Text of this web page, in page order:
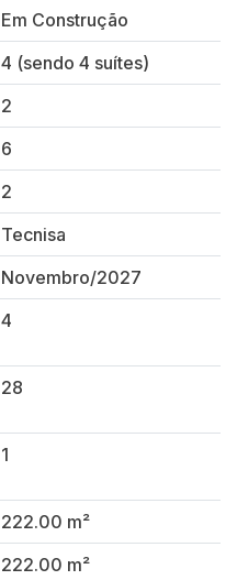
Em Construção
4 (sendo 4 suítes)
2
6
2
Tecnisa
Novembro/2027
4
28
1
222.00 m²
222.00 m²